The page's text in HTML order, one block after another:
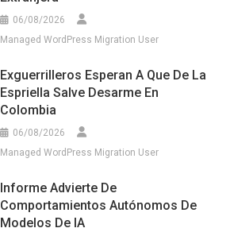
06/08/2026
Managed WordPress Migration User
Exguerrilleros Esperan A Que De La
Espriella Salve Desarme En
Colombia
06/08/2026
Managed WordPress Migration User
Informe Advierte De
Comportamientos Autónomos De
Modelos De IA